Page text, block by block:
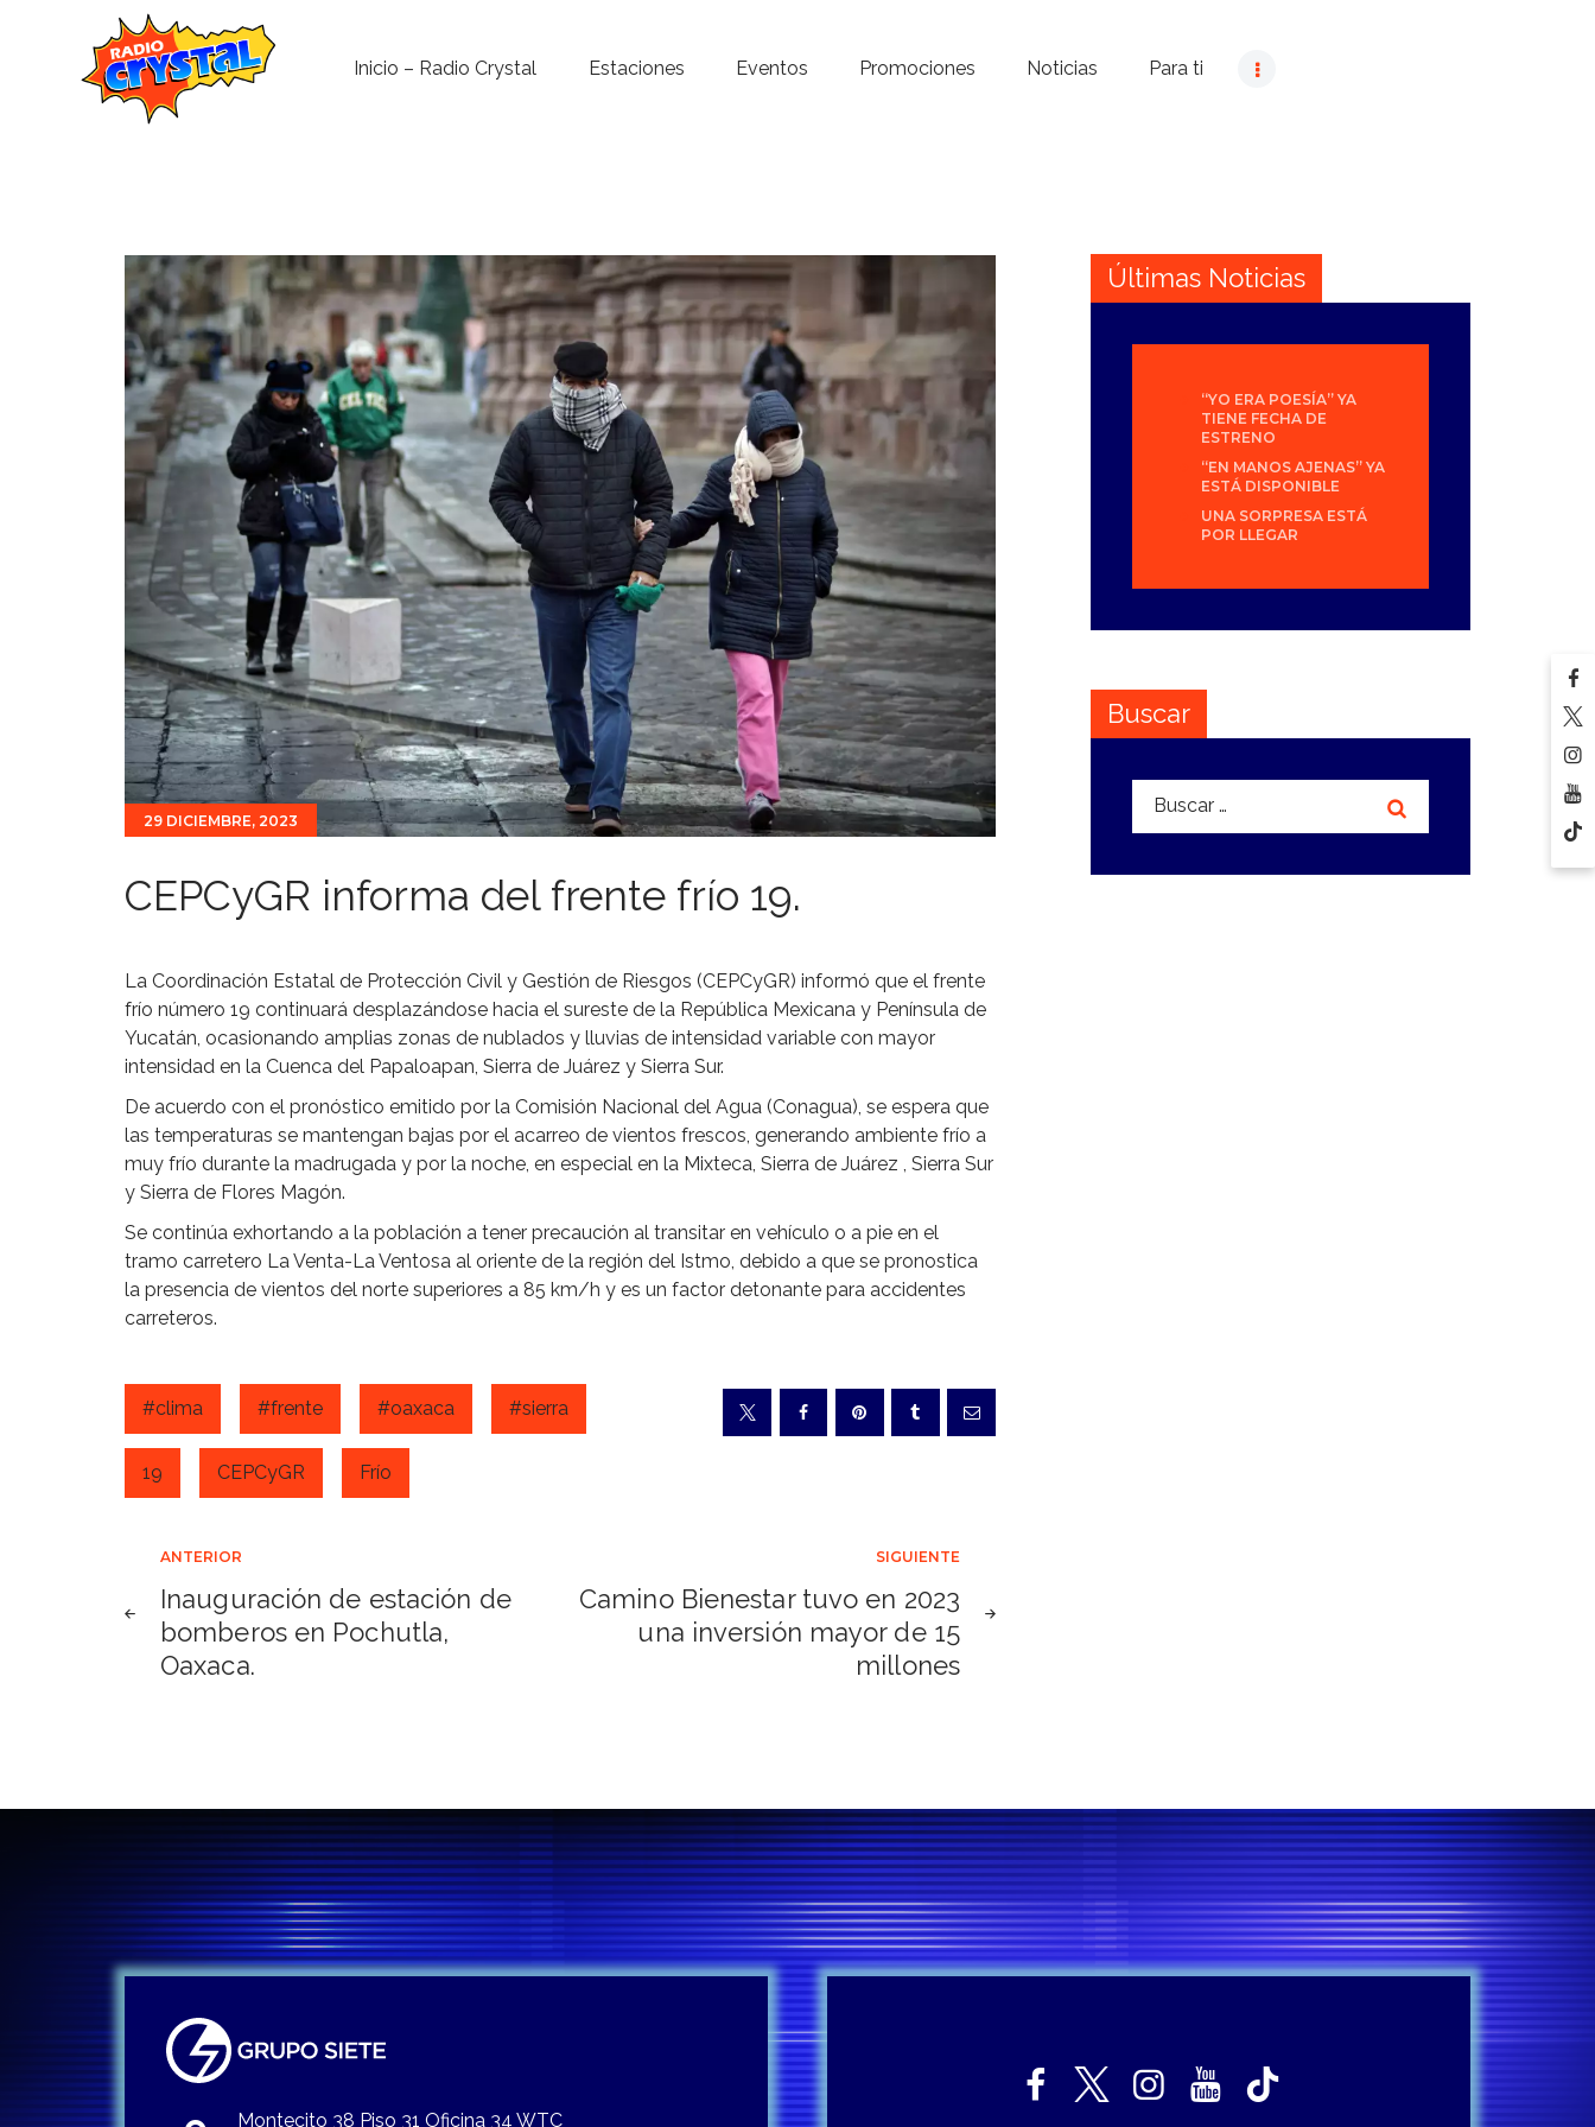
Inicio – Radio Crystal Estaciones Eventos Promociones Noticias Para ti
Noticias
Para ti
Contacto
29 DICIEMBRE, 2023
CEPCyGR informa del frente frío 19.
La Coordinación Estatal de Protección Civil y Gestión de Riesgos (CEPCyGR) informó que el frente
frío número 19 continuará desplazándose hacia el sureste de la República Mexicana y Península de
Yucatán, ocasionando amplias zonas de nublados y lluvias de intensidad variable con mayor
intensidad en la Cuenca del Papaloapan, Sierra de Juárez y Sierra Sur.
De acuerdo con el pronóstico emitido por la Comisión Nacional del Agua (Conagua), se espera que
las temperaturas se mantengan bajas por el acarreo de vientos frescos, generando ambiente frío a
muy frío durante la madrugada y por la noche, en especial en la Mixteca, Sierra de Juárez , Sierra Sur
y Sierra de Flores Magón.
Se continúa exhortando a la población a tener precaución al transitar en vehículo o a pie en el
tramo carretero La Venta-La Ventosa al oriente de la región del Istmo, debido a que se pronostica
la presencia de vientos del norte superiores a 85 km/h y es un factor detonante para accidentes
carreteros.
#clima #frente #oaxaca #sierra
19 CEPCyGR Frío
Navegación
de
entradas
ANTERIOR
Inauguración de estación de
bomberos en Pochutla,
Oaxaca.
SIGUIENTE
Camino Bienestar tuvo en 2023
una inversión mayor de 15
millones
Últimas Noticias
“YO ERA POESÍA” YA
TIENE FECHA DE
ESTRENO
“EN MANOS AJENAS” YA
ESTÁ DISPONIBLE
UNA SORPRESA ESTÁ
POR LLEGAR
Buscar
Buscar:
Montecito 38 Piso 31 Oficina 34 WTC